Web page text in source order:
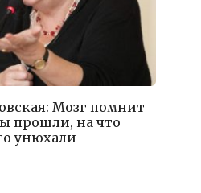
Мозг помнит
прошли, на что
унюхали